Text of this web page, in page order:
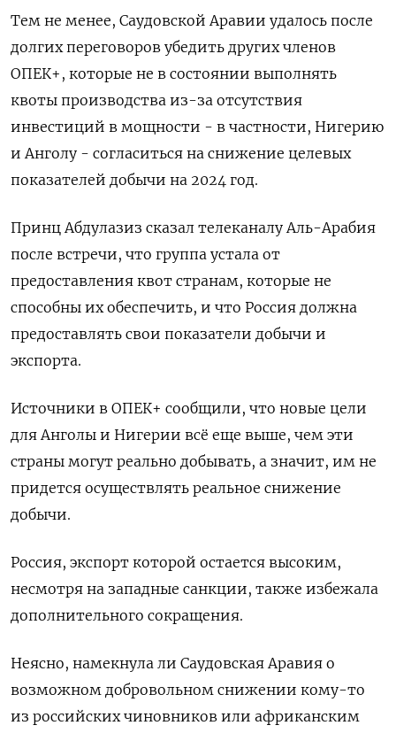
Тем не менее, Саудовской Аравии удалось после
долгих переговоров убедить других членов
ОПЕК+, которые не в состоянии выполнять
квоты производства из-за отсутствия
инвестиций в мощности - в частности, Нигерию
и Анголу - согласиться на снижение целевых
показателей добычи на 2024 год.
Принц Абдулазиз сказал телеканалу Аль-Арабия
после встречи, что группа устала от
предоставления квот странам, которые не
способны их обеспечить, и что Россия должна
предоставлять свои показатели добычи и
экспорта.
Источники в ОПЕК+ сообщили, что новые цели
для Анголы и Нигерии всё еще выше, чем эти
страны могут реально добывать, а значит, им не
придется осуществлять реальное снижение
добычи.
Россия, экспорт которой остается высоким,
несмотря на западные санкции, также избежала
дополнительного сокращения.
Неясно, намекнула ли Саудовская Аравия о
возможном добровольном снижении кому-то
из российских чиновников или африканским